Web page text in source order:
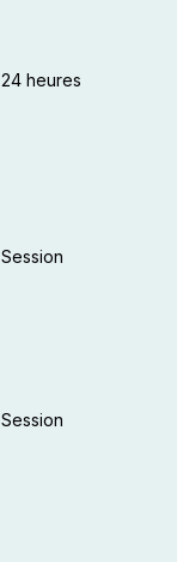
24 heures
Session
Session